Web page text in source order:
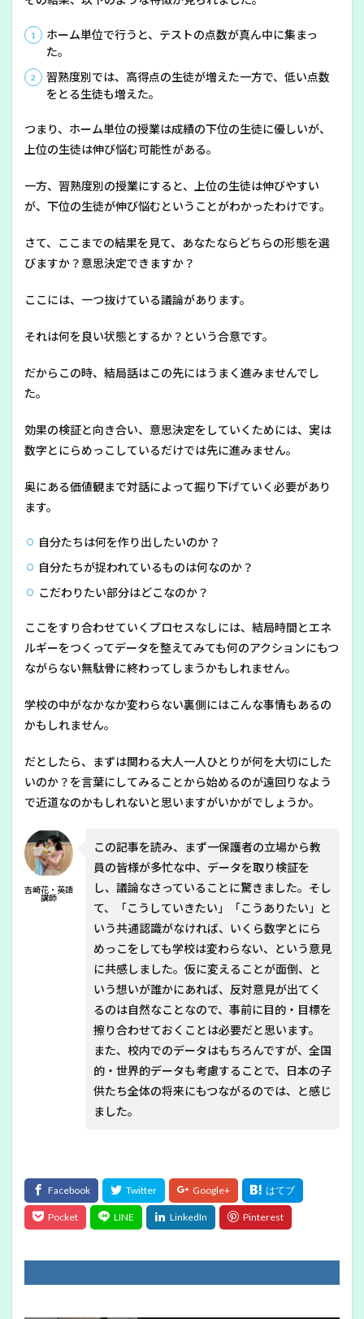
ホーム単位で行うと、テストの点数が真ん中に集まっ
た。
習熟度別では、高得点の生徒が増えた一方で、低い点数
をとる生徒も増えた。
つまり、ホーム単位の授業は成績の下位の生徒に優しいが、
上位の生徒は伸び悩む可能性がある。
一方、習熟度別の授業にすると、上位の生徒は伸びやすい
が、下位の生徒が伸び悩むということがわかったわけです。
さて、ここまでの結果を見て、あなたならどちらの形態を選
びますか？意思決定できますか？
ここには、一つ抜けている議論があります。
それは何を良い状態とするか？という合意です。
だからこの時、結局話はこの先にはうまく進みませんでし
た。
効果の検証と向き合い、意思決定をしていくためには、実は
数字とにらめっこしているだけでは先に進みません。
奥にある価値観まで対話によって掘り下げていく必要があり
ます。
自分たちは何を作り出したいのか？
自分たちが捉われているものは何なのか？
こだわりたい部分はどこなのか？
ここをすり合わせていくプロセスなしには、結局時間とエネ
ルギーをつくってデータを整えてみても何のアクションにもつ
ながらない無駄骨に終わってしまうかもしれません。
学校の中がなかなか変わらない裏側にはこんな事情もあるの
かもしれません。
だとしたら、まずは関わる大人一人ひとりが何を大切にした
いのか？を言葉にしてみることから始めるのが遠回りなよう
で近道なのかもしれないと思いますがいかがでしょうか。
吉崎花・英語
講師
この記事を読み、まず一保護者の立場から教
員の皆様が多忙な中、データを取り検証を
し、議論なさっていることに驚きました。そし
て、「こうしていきたい」「こうありたい」と
いう共通認識がなければ、いくら数字とにら
めっこをしても学校は変わらない、という意見
に共感しました。仮に変えることが面倒、と
いう想いが誰かにあれば、反対意見が出てく
るのは自然なことなので、事前に目的・目標を
擦り合わせておくことは必要だと思います。
また、校内でのデータはもちろんですが、全国
的・世界的データも考慮することで、日本の子
供たち全体の将来にもつながるのでは、と感じ
ました。